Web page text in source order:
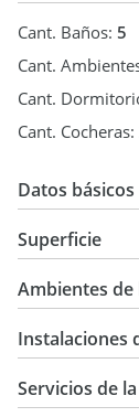
Cant. Baños: 5
Cant.
Cant.
Cant. Cocheras:
Datos básicos
USD
Superficie
380
Ambientes de
Instalaciones
Servicios de